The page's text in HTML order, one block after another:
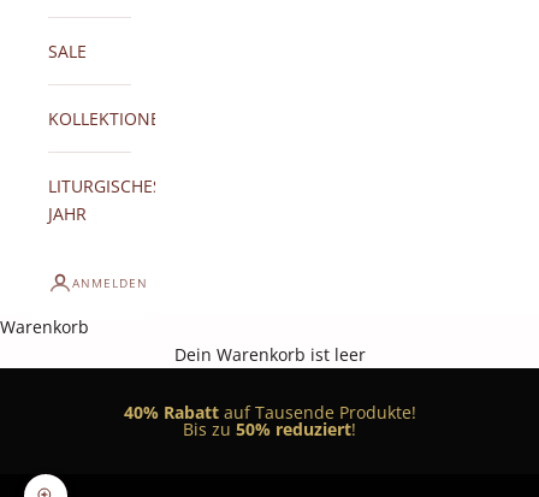
SALE
KOLLEKTIONEN
LITURGISCHES
JAHR
ANMELDEN
Warenkorb
Dein Warenkorb ist leer
40% Rabatt auf Tausende Produkte!
Bis zu 50% reduziert!